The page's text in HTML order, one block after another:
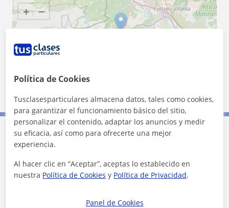
+ −
| © OpenStreetMap contributors
Contacta con Nathaly
Tarifa 25€/h
Política de Cookies
Tusclasesparticulares almacena datos, tales como cookies,
para garantizar el funcionamiento básico del sitio,
personalizar el contenido, adaptar los anuncios y medir
su eficacia, así como para ofrecerte una mejor
experiencia.
Al hacer clic en “Aceptar”, aceptas lo establecido en
nuestra Política de Cookies y Política de Privacidad.
Panel de Cookies